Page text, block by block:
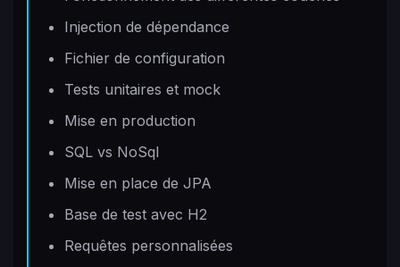
Injection de dépendance
Fichier de configuration
Tests unitaires et mock
Mise en production
SQL vs NoSql
Mise en place de JPA
Base de test avec H2
Requêtes personnalisées